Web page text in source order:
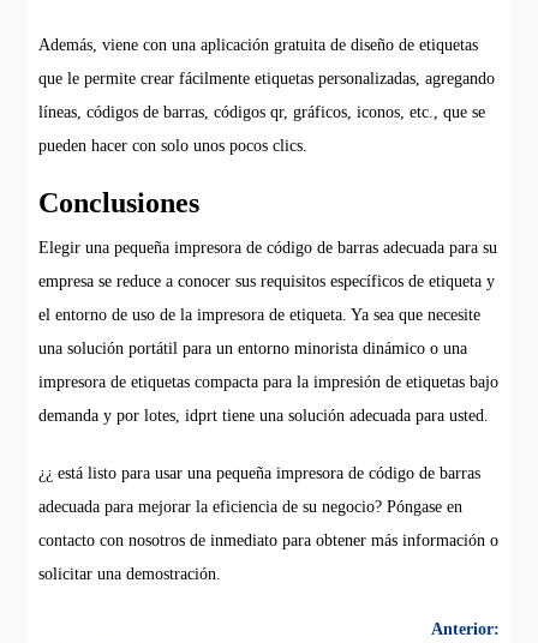
Además, viene con una aplicación gratuita de diseño de etiquetas
que le permite crear fácilmente etiquetas personalizadas, agregando
líneas, códigos de barras, códigos qr, gráficos, iconos, etc., que se
pueden hacer con solo unos pocos clics.
Conclusiones
Elegir una pequeña impresora de código de barras adecuada para su
empresa se reduce a conocer sus requisitos específicos de etiqueta y
el entorno de uso de la impresora de etiqueta. Ya sea que necesite
una solución portátil para un entorno minorista dinámico o una
impresora de etiquetas compacta para la impresión de etiquetas bajo
demanda y por lotes, idprt tiene una solución adecuada para usted.
¿¿ está listo para usar una pequeña impresora de código de barras
adecuada para mejorar la eficiencia de su negocio? Póngase en
contacto con nosotros de inmediato para obtener más información o
solicitar una demostración.
Anterior: